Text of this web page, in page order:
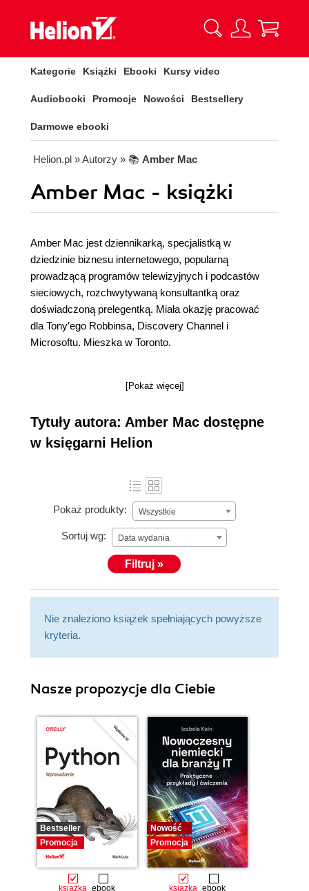
Kategorie Książki Ebooki Kursy video
Audiobooki Promocje Nowości Bestsellery
Darmowe ebooki
Helion.pl » Autorzy » 📚 Amber Mac
Amber Mac - książki
Amber Mac jest dziennikarką, specjalistką w
dziedzinie biznesu internetowego, popularną
prowadzącą programów telewizyjnych i podcastów
sieciowych, rozchwytywaną konsultantką oraz
doświadczoną prelegentką. Miała okazję pracować
dla Tony′ego Robbinsa, Discovery Channel i
Microsoftu. Mieszka w Toronto.
[Pokaż więcej]
Tytuły autora: Amber Mac dostępne
w księgarni Helion
Pokaż produkty: Wszystkie
Sortuj wg: Data wydania
Filtruj »
Nie znaleziono książek spełniających powyższe
kryteria.
Nasze propozycje dla Ciebie
Bestseller
Promocja
książka ebook
Nowość
Promocja
książka ebook